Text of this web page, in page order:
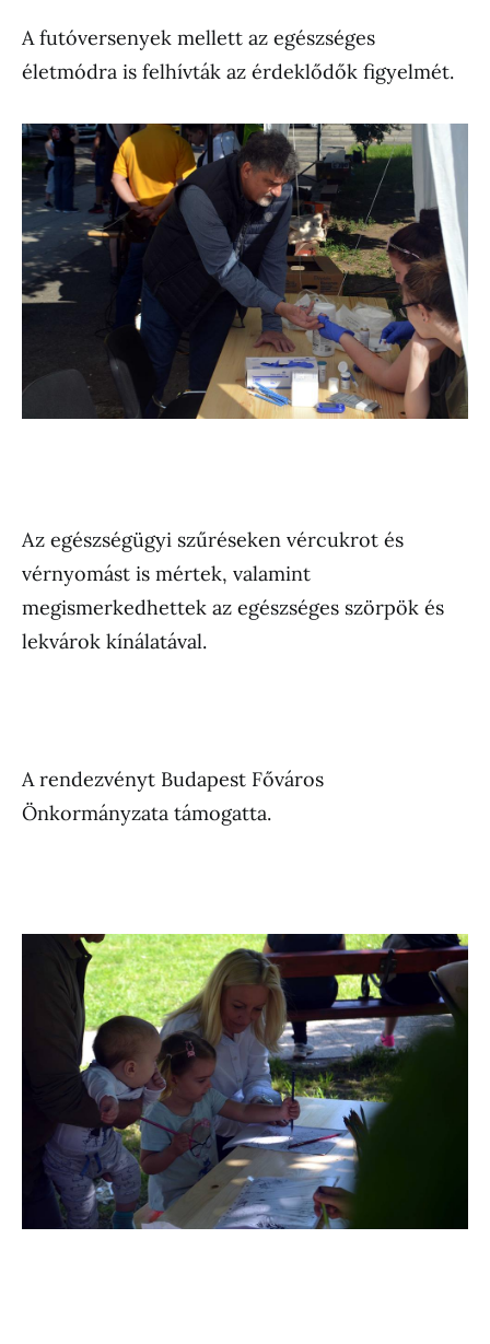
A futóversenyek mellett az egészséges
életmódra is felhívták az érdeklődők figyelmét.
Az egészségügyi szűréseken vércukrot és
vérnyomást is mértek, valamint
megismerkedhettek az egészséges szörpök és
lekvárok kínálatával.
A rendezvényt Budapest Főváros
Önkormányzata támogatta.